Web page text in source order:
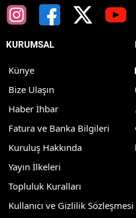
KURUMSAL
Künye
Bize Ulaşın
Haber İhbar
Fatura ve Banka Bilgileri
Kuruluş Hakkında
Yayın İlkeleri
Topluluk Kuralları
Kullanıcı ve Gizlilik Sözleşmesi